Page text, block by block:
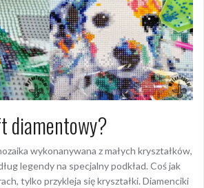
diamentowy?
wykonanywana z małych kryształków,
legendy na specjalny podkład. Coś jak
tylko przykleja się kryształki. Diamenciki